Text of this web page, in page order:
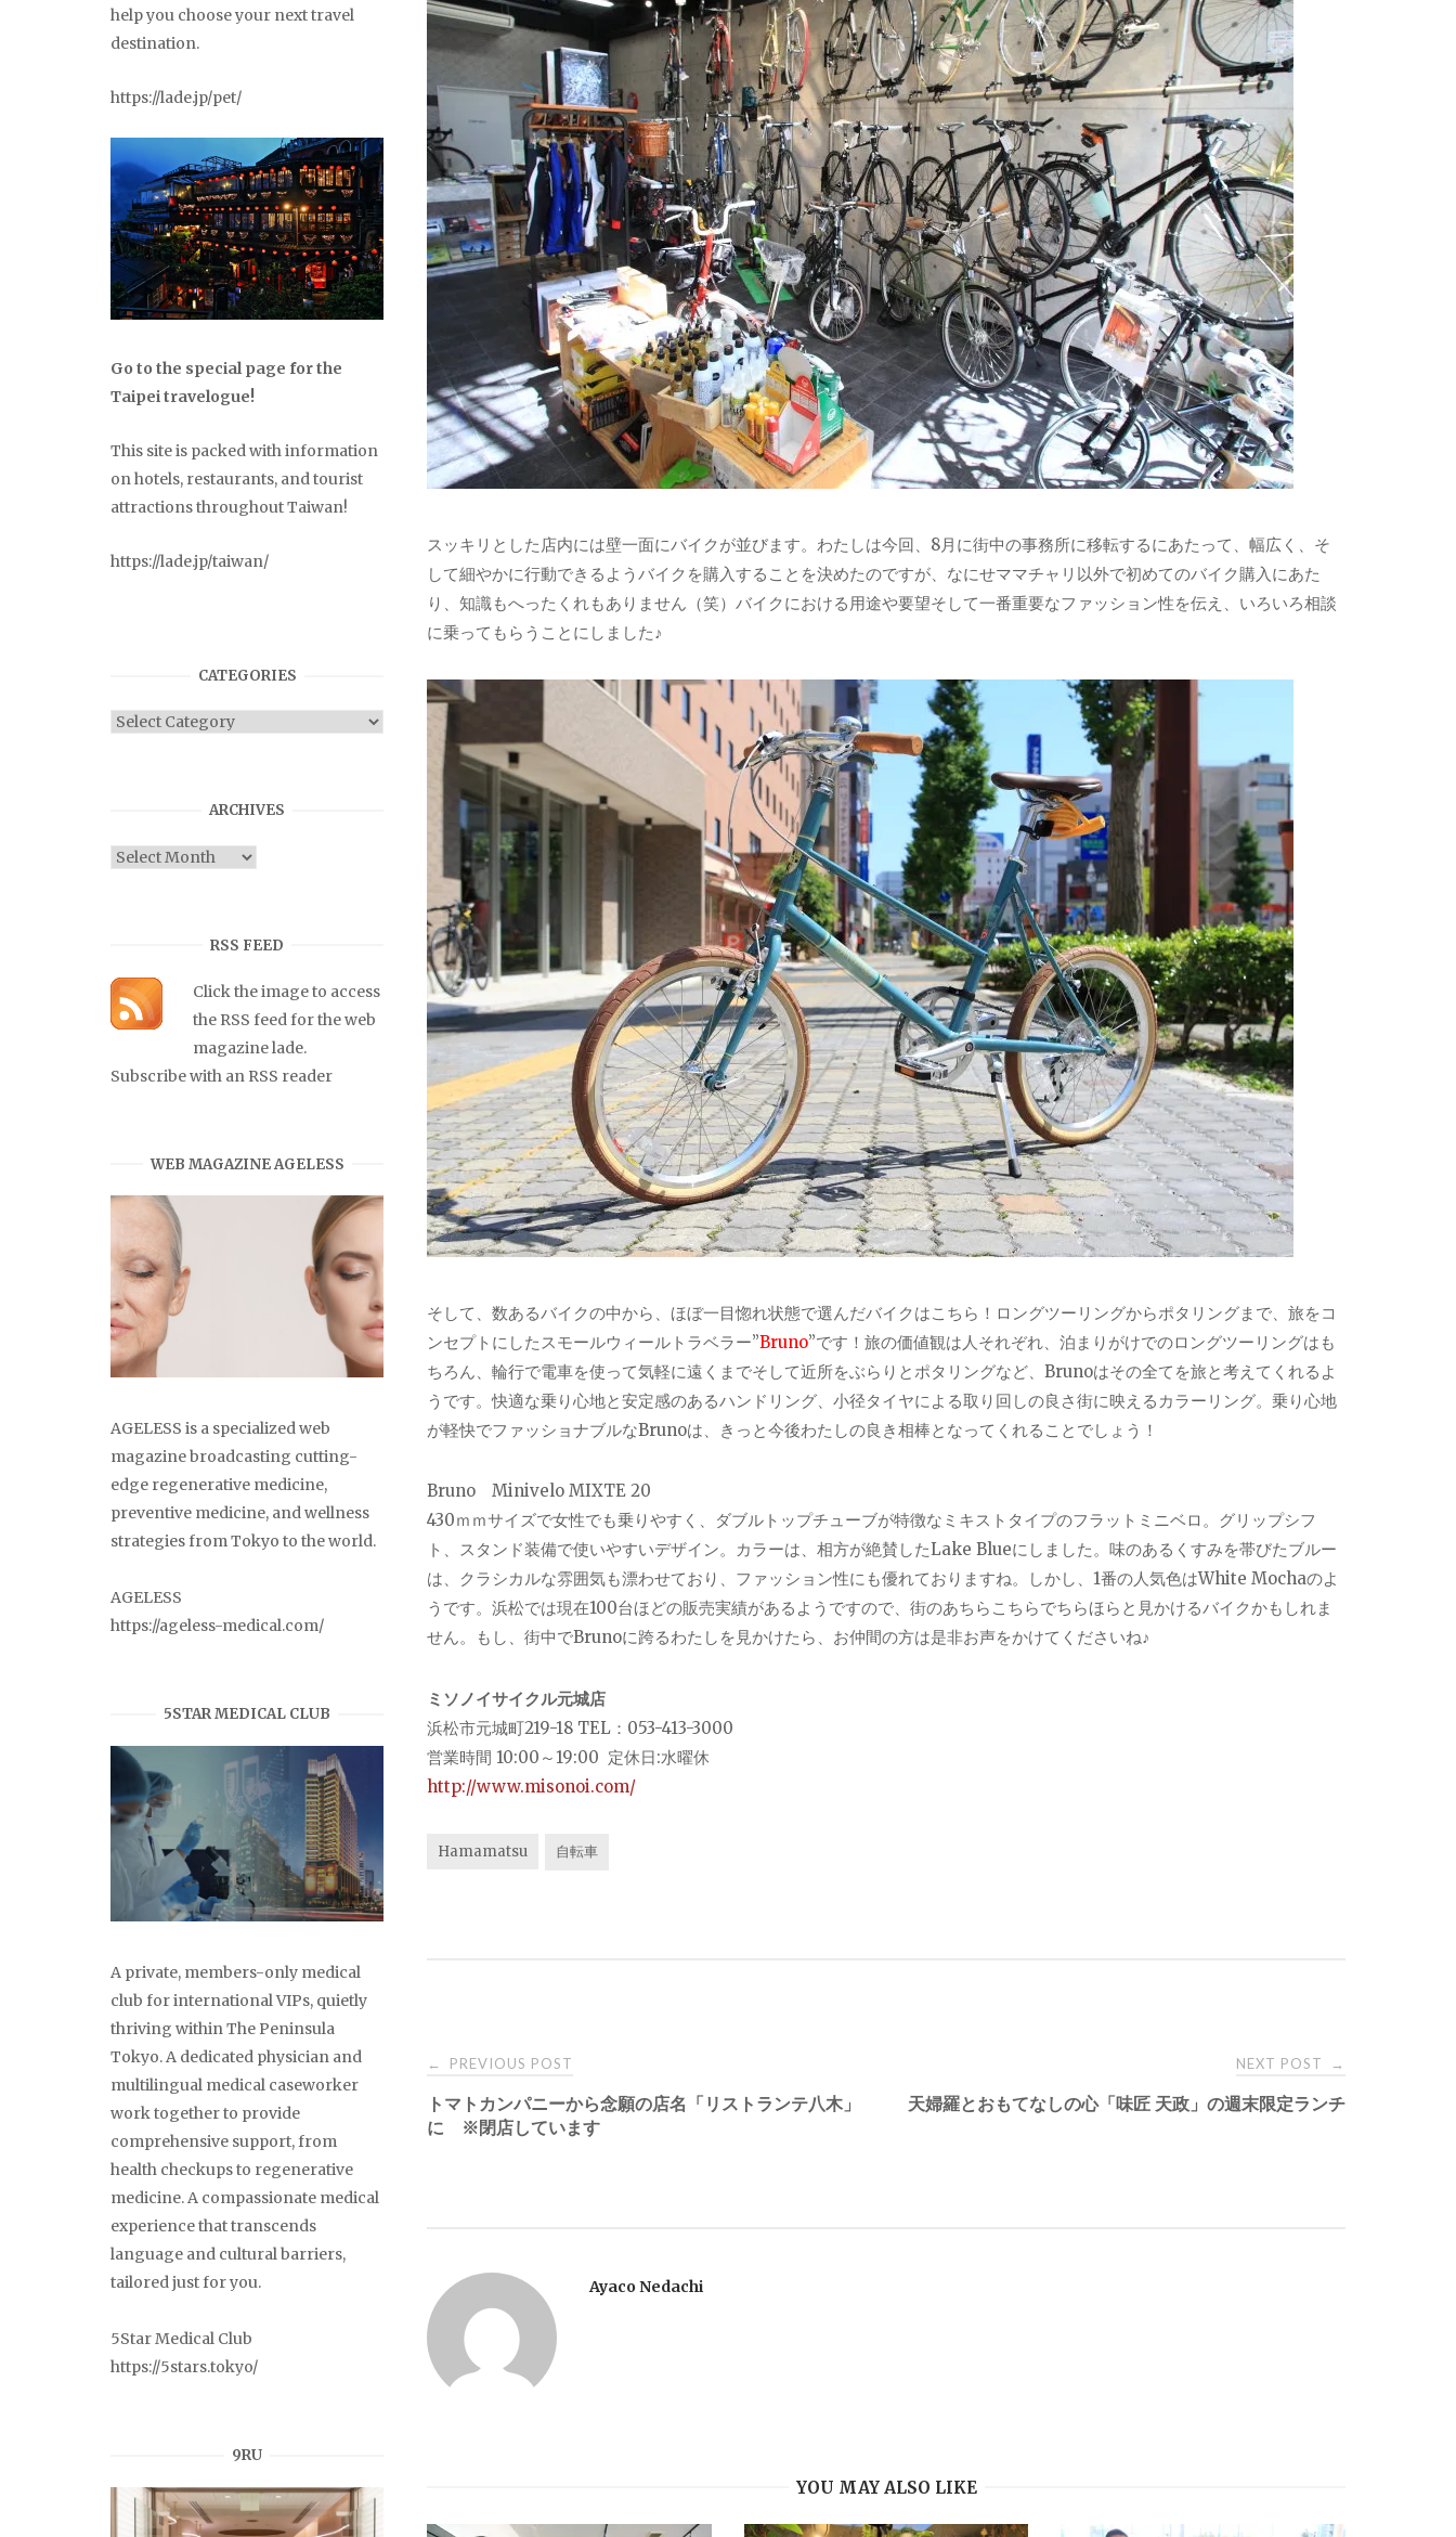
スッキリとした店内には壁一面にバイクが並びます。わたしは今回、8月に街中の事務所に移転するにあたって、幅広く、そ
して細やかに行動できるようバイクを購入することを決めたのですが、なにせママチャリ以外で初めてのバイク購入にあた
り、知識もへったくれもありません（笑）バイクにおける用途や要望そして一番重要なファッション性を伝え、いろいろ相談
に乗ってもらうことにしました♪
そして、数あるバイクの中から、ほぼ一目惚れ状態で選んだバイクはこちら！ロングツーリングからポタリングまで、旅をコ
ンセプトにしたスモールウィールトラベラー”Bruno”です！旅の価値観は人それぞれ、泊まりがけでのロングツーリングはも
ちろん、輪行で電車を使って気軽に遠くまでそして近所をぶらりとポタリングなど、Brunoはその全てを旅と考えてくれるよ
うです。快適な乗り心地と安定感のあるハンドリング、小径タイヤによる取り回しの良さ街に映えるカラーリング。乗り心地
が軽快でファッショナブルなBrunoは、きっと今後わたしの良き相棒となってくれることでしょう！
Bruno Minivelo MIXTE 20
430ｍｍサイズで女性でも乗りやすく、ダブルトップチューブが特徴なミキストタイプのフラットミニベロ。グリップシフ
ト、スタンド装備で使いやすいデザイン。カラーは、相方が絶賛したLake Blueにしました。味のあるくすみを帯びたブルー
は、クラシカルな雰囲気も漂わせており、ファッション性にも優れておりますね。しかし、1番の人気色はWhite Mochaのよ
うです。浜松では現在100台ほどの販売実績があるようですので、街のあちらこちらでちらほらと見かけるバイクかもしれま
せん。もし、街中でBrunoに跨るわたしを見かけたら、お仲間の方は是非お声をかけてくださいね♪
ミソノイサイクル元城店
浜松市元城町219-18 TEL：053-413-3000
営業時間 10:00～19:00 定休日:水曜休
http://www.misonoi.com/
Hamamatsu 自転車
Post
navigation
← PREVIOUS POST
トマトカンパニーから念願の店名「リストランテ八木」
に ※閉店しています
NEXT POST →
天婦羅とおもてなしの心「味匠 天政」の週末限定ランチ
Ayaco Nedachi
YOU MAY ALSO LIKE
help you choose your next travel
destination.
https://lade.jp/pet/
Go to the special page for the
Taipei travelogue!
This site is packed with information
on hotels, restaurants, and tourist
attractions throughout Taiwan!
https://lade.jp/taiwan/
CATEGORIES
Categories
ARCHIVES
Archives
RSS FEED
Click the image to access
the RSS feed for the web
magazine lade.
Subscribe with an RSS reader
WEB MAGAZINE AGELESS
AGELESS is a specialized web
magazine broadcasting cutting-
edge regenerative medicine,
preventive medicine, and wellness
strategies from Tokyo to the world.
AGELESS
https://ageless-medical.com/
5STAR MEDICAL CLUB
A private, members-only medical
club for international VIPs, quietly
thriving within The Peninsula
Tokyo. A dedicated physician and
multilingual medical caseworker
work together to provide
comprehensive support, from
health checkups to regenerative
medicine. A compassionate medical
experience that transcends
language and cultural barriers,
tailored just for you.
5Star Medical Club
https://5stars.tokyo/
9RU